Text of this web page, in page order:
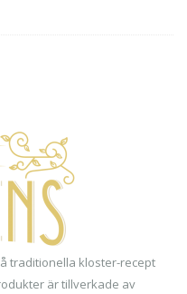
traditionella kloster-recept
är tillverkade av